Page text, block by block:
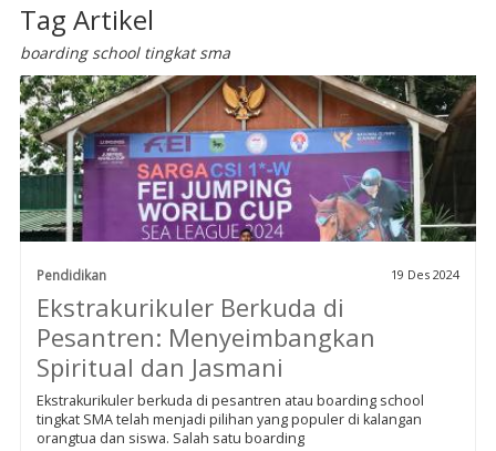
Tag Artikel
boarding school tingkat sma
Pendidikan 19 Des 2024
Ekstrakurikuler Berkuda di
Pesantren: Menyeimbangkan
Spiritual dan Jasmani
Ekstrakurikuler berkuda di pesantren atau boarding school
tingkat SMA telah menjadi pilihan yang populer di kalangan
orangtua dan siswa. Salah satu boarding